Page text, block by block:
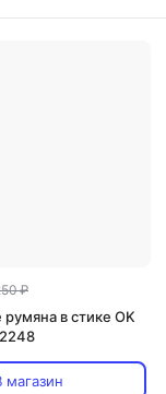
₽
в стике OK
магазин